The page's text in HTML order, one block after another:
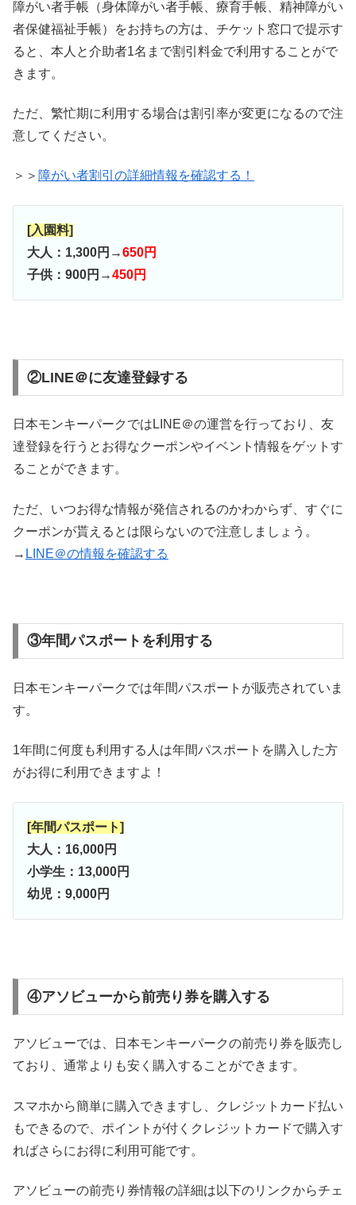
障がい者手帳（身体障がい者手帳、療育手帳、精神障がい
者保健福祉手帳）をお持ちの方は、チケット窓口で提示す
ると、本人と介助者1名まで割引料金で利用することがで
きます。
ただ、繁忙期に利用する場合は割引率が変更になるので注
意してください。
＞＞ 障がい者割引の詳細情報を確認する！
[入園料]
大人：1,300円→650円
子供：900円→450円
②LINE＠に友達登録する
日本モンキーパークではLINE＠の運営を行っており、友
達登録を行うとお得なクーポンやイベント情報をゲットす
ることができます。
ただ、いつお得な情報が発信されるのかわからず、すぐに
クーポンが貰えるとは限らないので注意しましょう。
→ LINE＠の情報を確認する
③年間パスポートを利用する
日本モンキーパークでは年間パスポートが販売されていま
す。
1年間に何度も利用する人は年間パスポートを購入した方
がお得に利用できますよ！
[年間パスポート]
大人：16,000円
小学生：13,000円
幼児：9,000円
④アソビューから前売り券を購入する
アソビューでは、日本モンキーパークの前売り券を販売し
ており、通常よりも安く購入することができます。
スマホから簡単に購入できますし、クレジットカード払い
もできるので、ポイントが付くクレジットカードで購入す
ればさらにお得に利用可能です。
アソビューの前売り券情報の詳細は以下のリンクからチェ